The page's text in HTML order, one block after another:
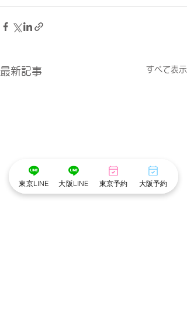
最新記事 すべて表示
東京LINE 大阪LINE 東京予約 大阪予約